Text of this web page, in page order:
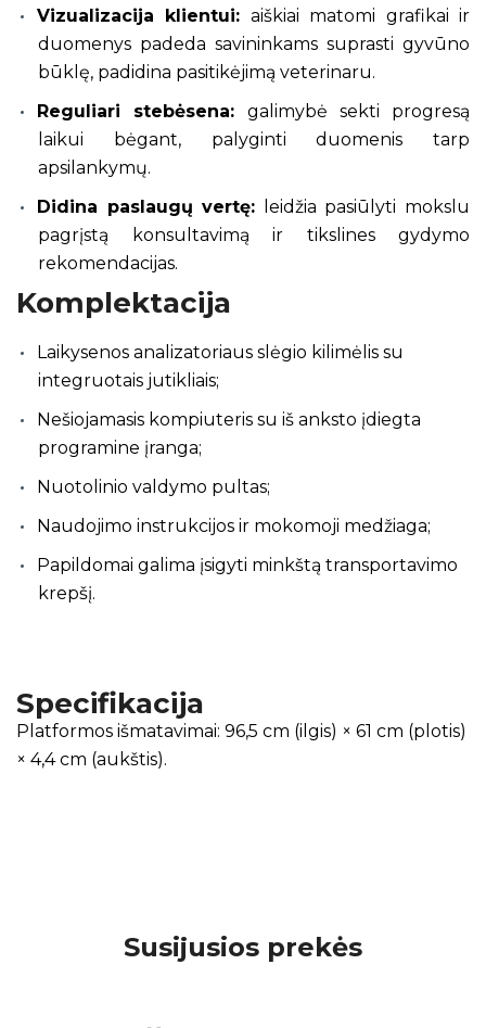
Vizualizacija klientui: aiškiai matomi grafikai ir
duomenys padeda savininkams suprasti gyvūno
būklę, padidina pasitikėjimą veterinaru.
Reguliari stebėsena: galimybė sekti progresą
laikui bėgant, palyginti duomenis tarp
apsilankymų.
Didina paslaugų vertę: leidžia pasiūlyti mokslu
pagrįstą konsultavimą ir tikslines gydymo
rekomendacijas.
Komplektacija
Laikysenos analizatoriaus slėgio kilimėlis su
integruotais jutikliais;
Nešiojamasis kompiuteris su iš anksto įdiegta
programine įranga;
Nuotolinio valdymo pultas;
Naudojimo instrukcijos ir mokomoji medžiaga;
Papildomai galima įsigyti minkštą transportavimo
krepšį.
Specifikacija
Platformos išmatavimai: 96,5 cm (ilgis) × 61 cm (plotis)
× 4,4 cm (aukštis).
Susijusios prekės